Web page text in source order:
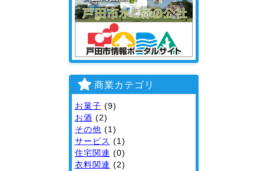
商業カテゴリ
お菓子 (9)
お酒 (2)
その他 (1)
サービス (1)
住宅関連 (0)
衣料関連 (2)